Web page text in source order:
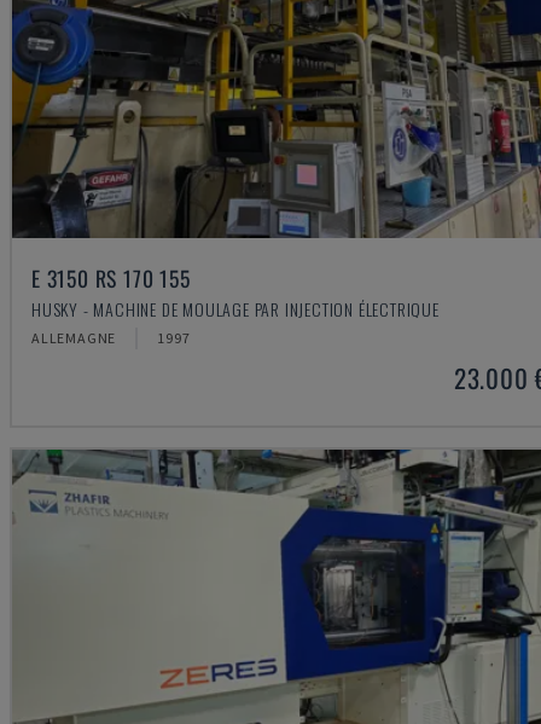
E 3150 RS 170 155
HUSKY - MACHINE DE MOULAGE PAR INJECTION ÉLECTRIQUE
ALLEMAGNE 1997
23.000